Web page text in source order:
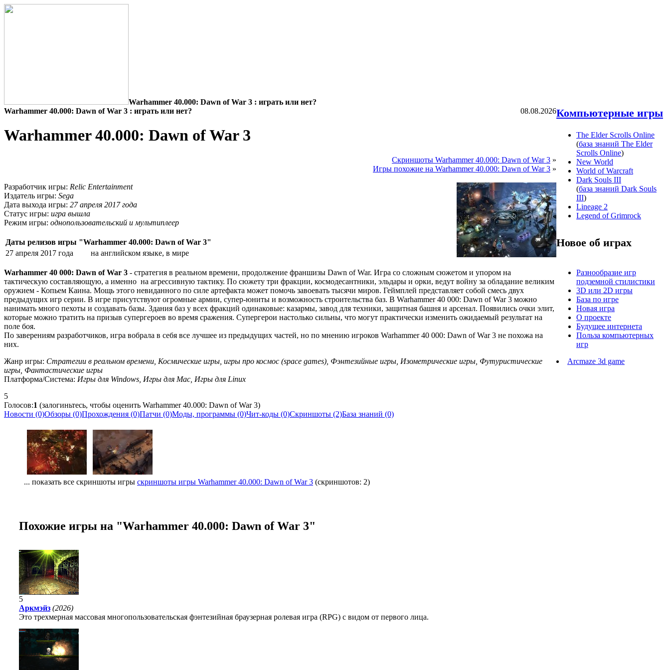
Warhammer 40.000: Dawn of War 3 : играть или нет?
08.08.2026
Warhammer 40.000: Dawn of War 3 : играть или нет?
Warhammer 40.000: Dawn of War 3
Скриншоты Warhammer 40.000: Dawn of War 3 »
Игры похожие на Warhammer 40.000: Dawn of War 3 »
Разработчик игры: Relic Entertainment
Издатель игры: Sega
Дата выхода игры: 27 апреля 2017 года
Статус игры: игра вышла
Режим игры: однопользовательский и мультиплеер
Даты релизов игры "Warhammer 40.000: Dawn of War 3"
27 апреля 2017 года
на английском языке, в мире
Warhammer 40 000: Dawn of War 3 - стратегия в реальном времени, продолжение франшизы Dawn of War. Игра со сложным сюжетом и упором на
тактическую составляющую, а именно на агрессивную тактику. По сюжету три фракции, космодесантники, эльдары и орки, ведут войну за обладание великим
оружием - Копьем Каина. Мощь этого невиданного по силе артефакта может помочь завоевать тысячи миров. Геймплей представляет собой смесь двух
предыдущих игр серии. В игре присутствуют огромные армии, супер-юниты и возможность строительства баз. В Warhammer 40 000: Dawn of War 3 можно
нанимать много пехоты и создавать базы. Здания баз у всех фракций одинаковые: казармы, завод для техники, защитная башня и арсенал. Появились очки элит,
которые можно тратить на призыв супергероев во время сражения. Супергерои настолько сильны, что могут практически изменить ожидаемый результат на
поле боя.
По заверениям разработчиков, игра вобрала в себя все лучшее из предыдущих частей, но по мнению игроков Warhammer 40 000: Dawn of War 3 не похожа на
них.
Жанр игры: Стратегии в реальном времени, Космические игры, игры про космос (space games), Фэнтезийные игры, Изометрические игры, Футуристические
игры, Фантастические игры
Платформа/Система: Игры для Windows, Игры для Mac, Игры для Linux
5
Голосов:1 (залогиньтесь, чтобы оценить Warhammer 40.000: Dawn of War 3)
Новости (0)Обзоры (0)Прохождения (0)Патчи (0)Моды, программы (0)Чит-коды (0)Скриншоты (2)База знаний (0)
... показать все скриншоты игры скриншоты игры Warhammer 40.000: Dawn of War 3 (скриншотов: 2)
Похожие игры на "Warhammer 40.000: Dawn of War 3"
5
Аркмэйз (2026)
Это трехмерная массовая многопользовательская фэнтезийная браузерная ролевая игра (RPG) с видом от первого лица.
Компьютерные игры
The Elder Scrolls Online
(база знаний The Elder
Scrolls Online)
New World
World of Warcraft
Dark Souls III
(база знаний Dark Souls
III)
Lineage 2
Legend of Grimrock
Новое об играх
Разнообразие игр
подземной стилистики
3D или 2D игры
База по игре
Новая игра
О проекте
Будущее интернета
Польза компьютерных
игр
Arcmaze 3d game